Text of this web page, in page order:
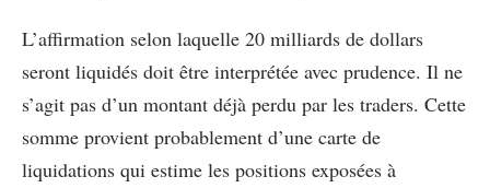
L’affirmation selon laquelle 20 milliards de dollars
seront liquidés doit être interprétée avec prudence. Il ne
s’agit pas d’un montant déjà perdu par les traders. Cette
somme provient probablement d’une carte de
liquidations qui estime les positions exposées à